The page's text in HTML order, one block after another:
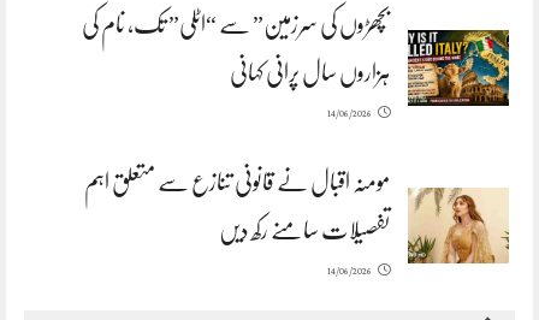
بچھڑوں کی سرزمین” سے “اٹلی” تک، نام کی
ہزاروں سال پرانی کہانی
14/06/2026
مومنہ اقبال نے قانونی تنازع سے متعلق اہم
تفصیلات سامنے رکھ دیں
14/06/2026